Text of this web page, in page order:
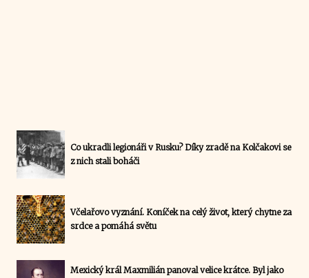
Co ukradli legionáři v Rusku? Díky zradě na Kolčakovi se
z nich stali boháči
Včelařovo vyznání. Koníček na celý život, který chytne za
srdce a pomáhá světu
Mexický král Maxmilián panoval velice krátce. Byl jako